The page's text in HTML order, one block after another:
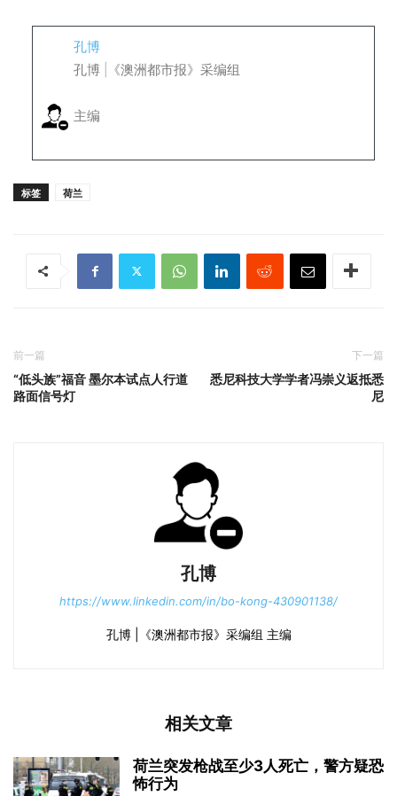
孔博
孔博 |《澳洲都市报》采编组
主编
标签 荷兰
前一篇
“低头族”福音 墨尔本试点人行道
路面信号灯
下一篇
悉尼科技大学学者冯崇义返抵悉
尼
孔博
https://www.linkedin.com/in/bo-kong-430901138/
孔博 |《澳洲都市报》采编组 主编
相关文章
荷兰突发枪战至少3人死亡，警方疑恐
怖行为